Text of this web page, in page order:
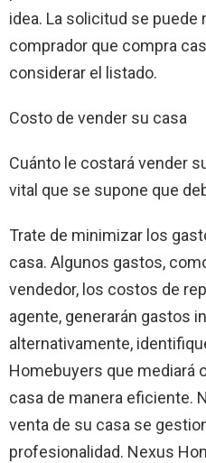
idea. La solicitud se puede
comprador que compra
considerar el listado.
Costo de vender su casa
Cuánto le costará vender
vital que se supone que
Trate de minimizar los
casa. Algunos gastos,
vendedor, los costos de
agente, generarán gastos
alternativamente,
Homebuyers que mediará
casa de manera eficiente.
venta de su casa se
profesionalidad. Nexus